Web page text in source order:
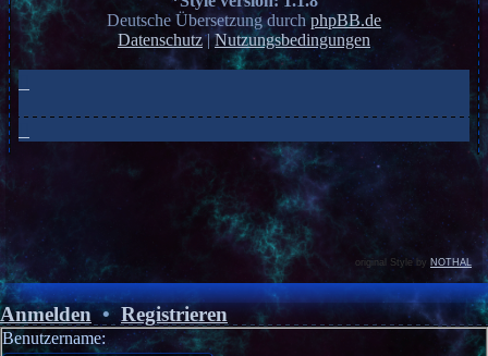
Deutsche Übersetzung durch phpBB.de
Datenschutz|Nutzungsbedingungen
original Style by NOTHAL
Anmelden•Registrieren
Benutzername: